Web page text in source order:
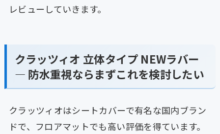
レビューしていきます。
クラッツィオ 立体タイプ NEWラバー
— 防水重視ならまずこれを検討したい
クラッツィオはシートカバーで有名な国内ブラン
ドで、フロアマットでも高い評価を得ています。